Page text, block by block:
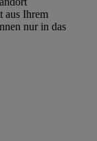
aus Ihrem
nur in das